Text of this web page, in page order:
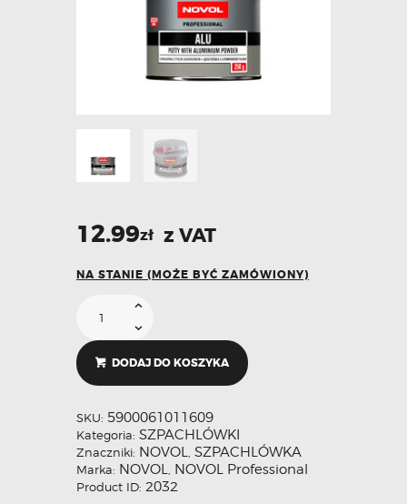
12.99zł z VAT
NA STANIE (MOŻE BYĆ ZAMÓWIONY)
DODAJ DO KOSZYKA
SKU: 5900061011609
Kategoria: SZPACHLÓWKI
Znaczniki: NOVOL SZPACHLÓWKA
Marka: NOVOL NOVOL Professional
Product ID: 2032